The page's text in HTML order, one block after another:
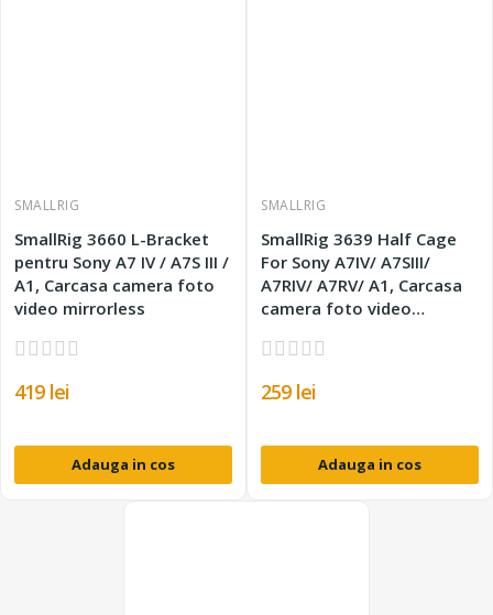
SMALLRIG
SmallRig 3660 L-Bracket
pentru Sony A7 IV / A7S III /
A1, Carcasa camera foto
video mirrorless
419 lei
Adauga in cos
SMALLRIG
SmallRig 3639 Half Cage
For Sony A7IV/ A7SIII/
A7RIV/ A7RV/ A1, Carcasa
camera foto video
259 lei
Adauga in cos